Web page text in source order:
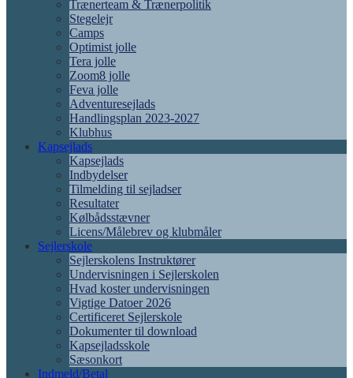
Trænerteam & Trænerpolitik
Stegelejr
Camps
Optimist jolle
Tera jolle
Zoom8 jolle
Feva jolle
Adventuresejlads
Handlingsplan 2023-2027
Klubhus
Kapsejlads
Kapsejlads
Indbydelser
Tilmelding til sejladser
Resultater
Kølbådsstævner
Licens/Målebrev og klubmåler
Sejlerskole
Sejlerskolens Instruktører
Undervisningen i Sejlerskolen
Hvad koster undervisningen
Vigtige Datoer 2026
Certificeret Sejlerskole
Dokumenter til download
Kapsejladsskole
Sæsonkort
Indmeld/Betal